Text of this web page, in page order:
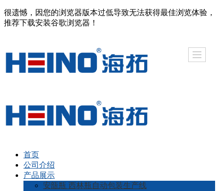
很遗憾，因您的浏览器版本过低导致无法获得最佳浏览体验，
推荐下载安装谷歌浏览器！
首页
公司介绍
产品展示
安瓿瓶 西林瓶自动包装生产线